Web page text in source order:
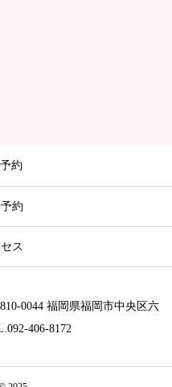
約
約
ス
0044 福岡県福岡市中央区六
406-8172